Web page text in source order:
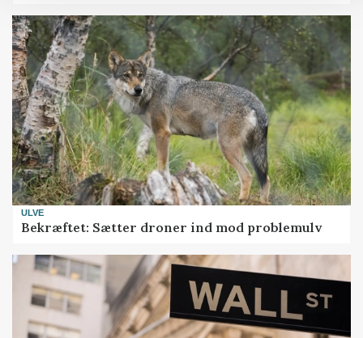
ULVE
Bekræftet: Sætter droner ind mod problemulv